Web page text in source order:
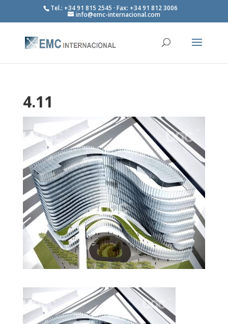
Tel.: +34 91 815 2545 · Fax: +34 91 812 3006
info@emc-internacional.com
4.11